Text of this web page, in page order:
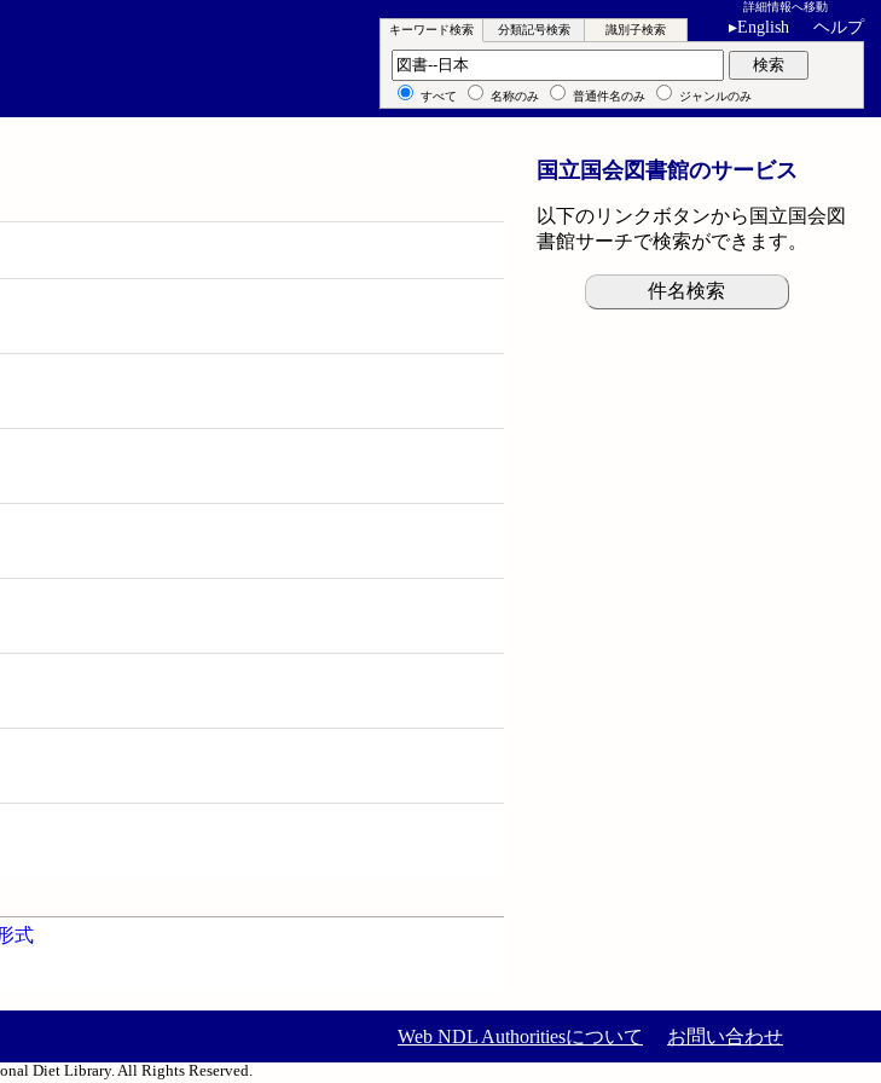
詳細情報へ移動
▸English ヘルプ
キーワード検索 分類記号検索 識別子検索
キーワード検索 検索
すべて 名称のみ 普通件名のみ ジャンルのみ
式
国立国会図書館のサービス
以下のリンクボタンから国立国会図
書館サーチで検索ができます。
件名検索
Web NDL Authoritiesについて お問い合わせ
Diet Library. All Rights Reserved.